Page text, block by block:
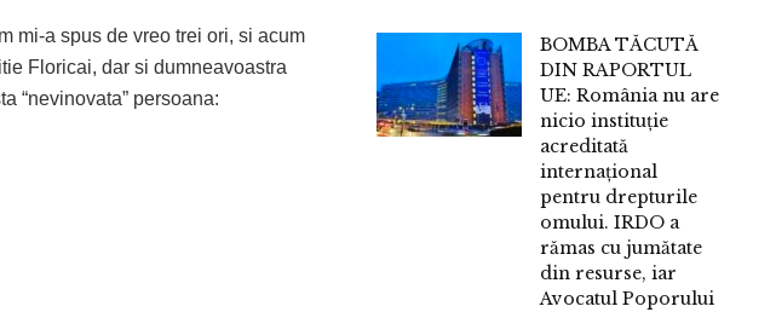
mi-a spus de vreo trei ori, si acum
Floricai, dar si dumneavoastra
“nevinovata” persoana:
BOMBA TĂCUTĂ
DIN RAPORTUL
UE: România nu are
nicio instituție
acreditată
internațional
pentru drepturile
omului. IRDO a
rămas cu jumătate
din resurse, iar
Avocatul Poporului